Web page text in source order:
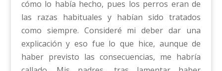
cómo lo había hecho, pues los perros eran de
las razas habituales y habían sido tratados
como siempre. Consideré mi deber dar una
explicación y eso fue lo que hice, aunque de
haber previsto las consecuencias, me habría